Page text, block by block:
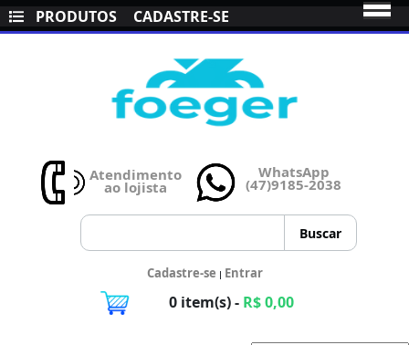
PRODUTOS CADASTRE-SE
Atendimento
ao lojista
WhatsApp
(47)9185-2038
Cadastre-se | Entrar
0 item(s) - R$ 0,00